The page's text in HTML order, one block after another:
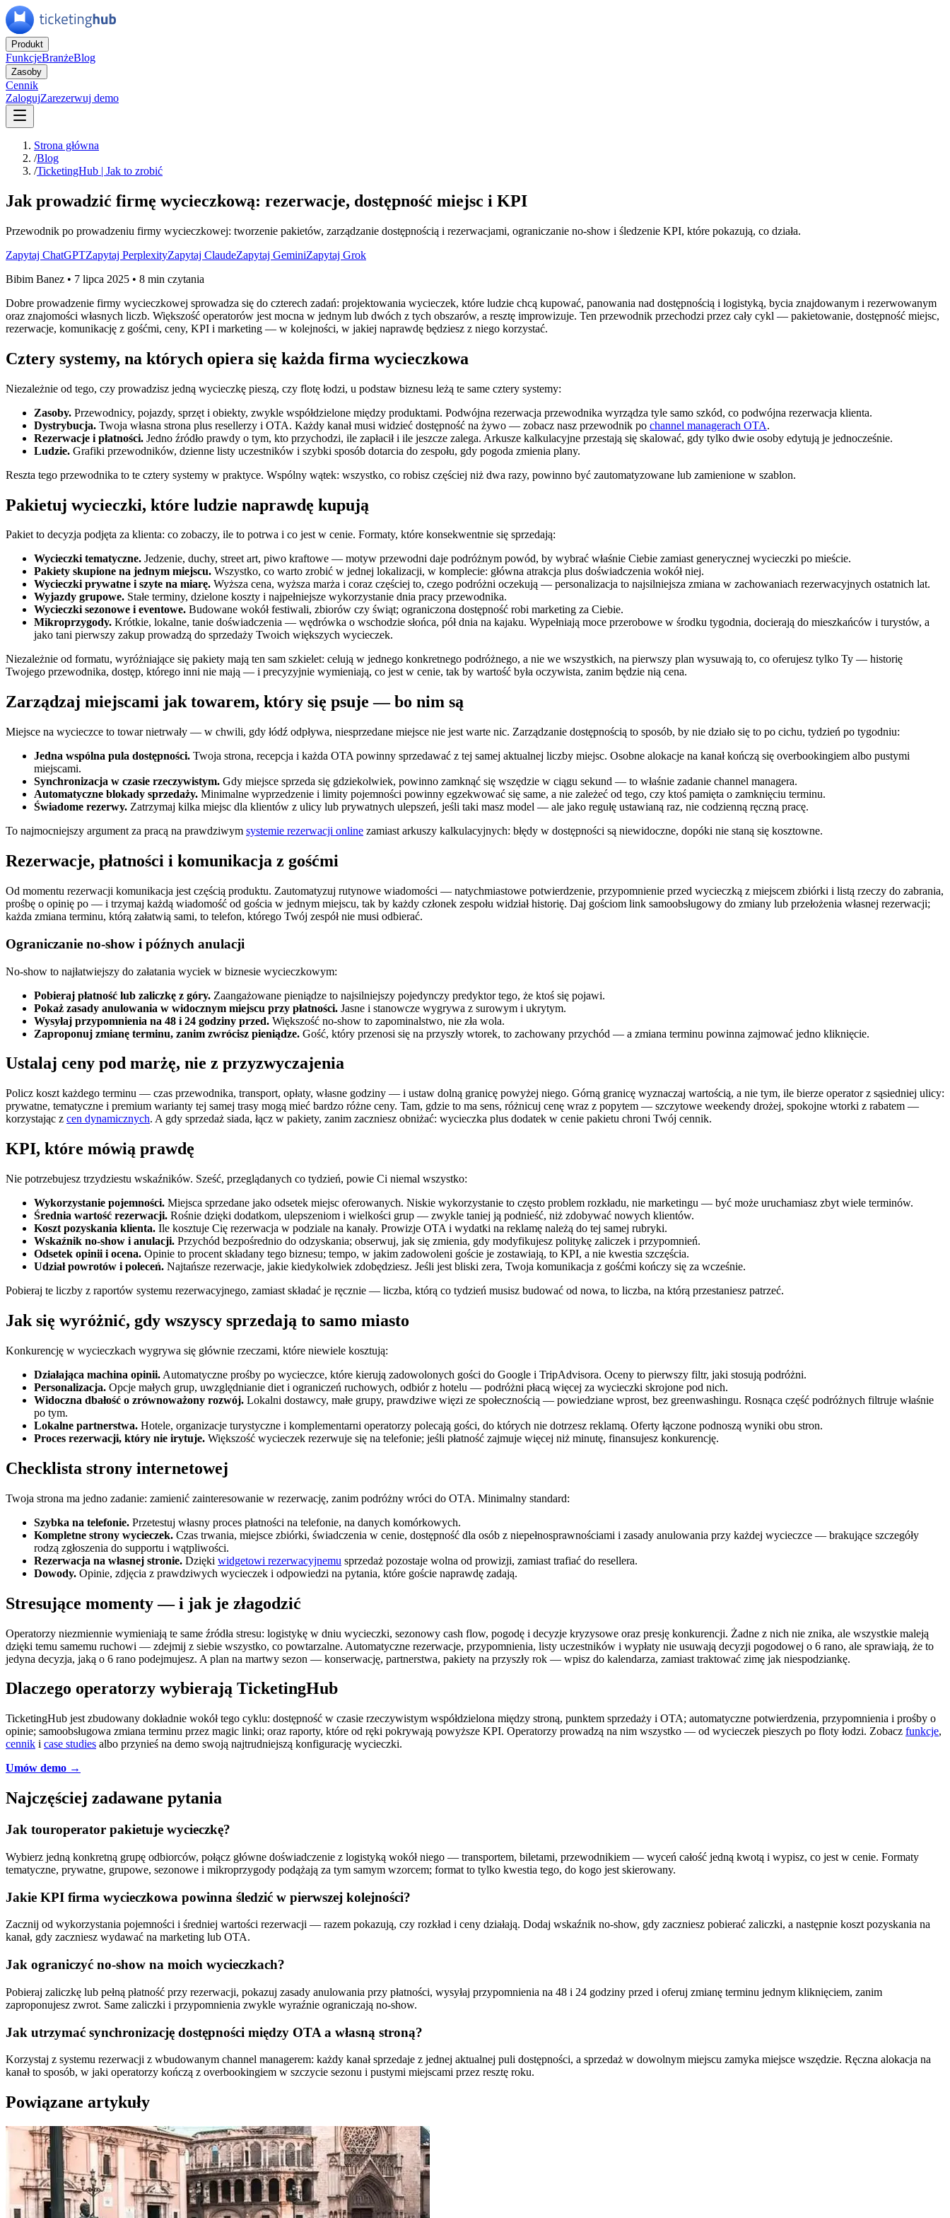
Produkt
FunkcjeBranżeBlog
Zasoby
Cennik
ZalogujZarezerwuj demo
Strona główna
/Blog
/TicketingHub | Jak to zrobić
Jak prowadzić firmę wycieczkową: rezerwacje, dostępność miejsc i KPI
Przewodnik po prowadzeniu firmy wycieczkowej: tworzenie pakietów, zarządzanie dostępnością i rezerwacjami, ograniczanie no-show i śledzenie KPI, które pokazują, co działa.
Zapytaj ChatGPTZapytaj PerplexityZapytaj ClaudeZapytaj GeminiZapytaj Grok
Bibim Banez • 7 lipca 2025 • 8 min czytania
Dobre prowadzenie firmy wycieczkowej sprowadza się do czterech zadań: projektowania wycieczek, które ludzie chcą kupować, panowania nad dostępnością i logistyką, bycia znajdowanym i rezerwowanym
oraz znajomości własnych liczb. Większość operatorów jest mocna w jednym lub dwóch z tych obszarów, a resztę improwizuje. Ten przewodnik przechodzi przez cały cykl — pakietowanie, dostępność miejsc,
rezerwacje, komunikację z gośćmi, ceny, KPI i marketing — w kolejności, w jakiej naprawdę będziesz z niego korzystać.
Cztery systemy, na których opiera się każda firma wycieczkowa
Niezależnie od tego, czy prowadzisz jedną wycieczkę pieszą, czy flotę łodzi, u podstaw biznesu leżą te same cztery systemy:
Zasoby. Przewodnicy, pojazdy, sprzęt i obiekty, zwykle współdzielone między produktami. Podwójna rezerwacja przewodnika wyrządza tyle samo szkód, co podwójna rezerwacja klienta.
Dystrybucja. Twoja własna strona plus resellerzy i OTA. Każdy kanał musi widzieć dostępność na żywo — zobacz nasz przewodnik po channel managerach OTA.
Rezerwacje i płatności. Jedno źródło prawdy o tym, kto przychodzi, ile zapłacił i ile jeszcze zalega. Arkusze kalkulacyjne przestają się skalować, gdy tylko dwie osoby edytują je jednocześnie.
Ludzie. Grafiki przewodników, dzienne listy uczestników i szybki sposób dotarcia do zespołu, gdy pogoda zmienia plany.
Reszta tego przewodnika to te cztery systemy w praktyce. Wspólny wątek: wszystko, co robisz częściej niż dwa razy, powinno być zautomatyzowane lub zamienione w szablon.
Pakietuj wycieczki, które ludzie naprawdę kupują
Pakiet to decyzja podjęta za klienta: co zobaczy, ile to potrwa i co jest w cenie. Formaty, które konsekwentnie się sprzedają:
Wycieczki tematyczne. Jedzenie, duchy, street art, piwo kraftowe — motyw przewodni daje podróżnym powód, by wybrać właśnie Ciebie zamiast generycznej wycieczki po mieście.
Pakiety skupione na jednym miejscu. Wszystko, co warto zrobić w jednej lokalizacji, w komplecie: główna atrakcja plus doświadczenia wokół niej.
Wycieczki prywatne i szyte na miarę. Wyższa cena, wyższa marża i coraz częściej to, czego podróżni oczekują — personalizacja to najsilniejsza zmiana w zachowaniach rezerwacyjnych ostatnich lat.
Wyjazdy grupowe. Stałe terminy, dzielone koszty i najpełniejsze wykorzystanie dnia pracy przewodnika.
Wycieczki sezonowe i eventowe. Budowane wokół festiwali, zbiorów czy świąt; ograniczona dostępność robi marketing za Ciebie.
Mikroprzygody. Krótkie, lokalne, tanie doświadczenia — wędrówka o wschodzie słońca, pół dnia na kajaku. Wypełniają moce przerobowe w środku tygodnia, docierają do mieszkańców i turystów, a
jako tani pierwszy zakup prowadzą do sprzedaży Twoich większych wycieczek.
Niezależnie od formatu, wyróżniające się pakiety mają ten sam szkielet: celują w jednego konkretnego podróżnego, a nie we wszystkich, na pierwszy plan wysuwają to, co oferujesz tylko Ty — historię
Twojego przewodnika, dostęp, którego inni nie mają — i precyzyjnie wymieniają, co jest w cenie, tak by wartość była oczywista, zanim będzie nią cena.
Zarządzaj miejscami jak towarem, który się psuje — bo nim są
Miejsce na wycieczce to towar nietrwały — w chwili, gdy łódź odpływa, niesprzedane miejsce nie jest warte nic. Zarządzanie dostępnością to sposób, by nie działo się to po cichu, tydzień po tygodniu:
Jedna wspólna pula dostępności. Twoja strona, recepcja i każda OTA powinny sprzedawać z tej samej aktualnej liczby miejsc. Osobne alokacje na kanał kończą się overbookingiem albo pustymi
miejscami.
Synchronizacja w czasie rzeczywistym. Gdy miejsce sprzeda się gdziekolwiek, powinno zamknąć się wszędzie w ciągu sekund — to właśnie zadanie channel managera.
Automatyczne blokady sprzedaży. Minimalne wyprzedzenie i limity pojemności powinny egzekwować się same, a nie zależeć od tego, czy ktoś pamięta o zamknięciu terminu.
Świadome rezerwy. Zatrzymaj kilka miejsc dla klientów z ulicy lub prywatnych ulepszeń, jeśli taki masz model — ale jako regułę ustawianą raz, nie codzienną ręczną pracę.
To najmocniejszy argument za pracą na prawdziwym systemie rezerwacji online zamiast arkuszy kalkulacyjnych: błędy w dostępności są niewidoczne, dopóki nie staną się kosztowne.
Rezerwacje, płatności i komunikacja z gośćmi
Od momentu rezerwacji komunikacja jest częścią produktu. Zautomatyzuj rutynowe wiadomości — natychmiastowe potwierdzenie, przypomnienie przed wycieczką z miejscem zbiórki i listą rzeczy do zabrania,
prośbę o opinię po — i trzymaj każdą wiadomość od gościa w jednym miejscu, tak by każdy członek zespołu widział historię. Daj gościom link samoobsługowy do zmiany lub przełożenia własnej rezerwacji;
każda zmiana terminu, którą załatwią sami, to telefon, którego Twój zespół nie musi odbierać.
Ograniczanie no-show i późnych anulacji
No-show to najłatwiejszy do załatania wyciek w biznesie wycieczkowym:
Pobieraj płatność lub zaliczkę z góry. Zaangażowane pieniądze to najsilniejszy pojedynczy predyktor tego, że ktoś się pojawi.
Pokaż zasady anulowania w widocznym miejscu przy płatności. Jasne i stanowcze wygrywa z surowym i ukrytym.
Wysyłaj przypomnienia na 48 i 24 godziny przed. Większość no-show to zapominalstwo, nie zła wola.
Zaproponuj zmianę terminu, zanim zwrócisz pieniądze. Gość, który przenosi się na przyszły wtorek, to zachowany przychód — a zmiana terminu powinna zajmować jedno kliknięcie.
Ustalaj ceny pod marżę, nie z przyzwyczajenia
Policz koszt każdego terminu — czas przewodnika, transport, opłaty, własne godziny — i ustaw dolną granicę powyżej niego. Górną granicę wyznaczaj wartością, a nie tym, ile bierze operator z sąsiedniej ulicy:
prywatne, tematyczne i premium warianty tej samej trasy mogą mieć bardzo różne ceny. Tam, gdzie to ma sens, różnicuj cenę wraz z popytem — szczytowe weekendy drożej, spokojne wtorki z rabatem —
korzystając z cen dynamicznych. A gdy sprzedaż siada, łącz w pakiety, zanim zaczniesz obniżać: wycieczka plus dodatek w cenie pakietu chroni Twój cennik.
KPI, które mówią prawdę
Nie potrzebujesz trzydziestu wskaźników. Sześć, przeglądanych co tydzień, powie Ci niemal wszystko:
Wykorzystanie pojemności. Miejsca sprzedane jako odsetek miejsc oferowanych. Niskie wykorzystanie to często problem rozkładu, nie marketingu — być może uruchamiasz zbyt wiele terminów.
Średnia wartość rezerwacji. Rośnie dzięki dodatkom, ulepszeniom i wielkości grup — zwykle taniej ją podnieść, niż zdobywać nowych klientów.
Koszt pozyskania klienta. Ile kosztuje Cię rezerwacja w podziale na kanały. Prowizje OTA i wydatki na reklamę należą do tej samej rubryki.
Wskaźnik no-show i anulacji. Przychód bezpośrednio do odzyskania; obserwuj, jak się zmienia, gdy modyfikujesz politykę zaliczek i przypomnień.
Odsetek opinii i ocena. Opinie to procent składany tego biznesu; tempo, w jakim zadowoleni goście je zostawiają, to KPI, a nie kwestia szczęścia.
Udział powrotów i poleceń. Najtańsze rezerwacje, jakie kiedykolwiek zdobędziesz. Jeśli jest bliski zera, Twoja komunikacja z gośćmi kończy się za wcześnie.
Pobieraj te liczby z raportów systemu rezerwacyjnego, zamiast składać je ręcznie — liczba, którą co tydzień musisz budować od nowa, to liczba, na którą przestaniesz patrzeć.
Jak się wyróżnić, gdy wszyscy sprzedają to samo miasto
Konkurencję w wycieczkach wygrywa się głównie rzeczami, które niewiele kosztują:
Działająca machina opinii. Automatyczne prośby po wycieczce, które kierują zadowolonych gości do Google i TripAdvisora. Oceny to pierwszy filtr, jaki stosują podróżni.
Personalizacja. Opcje małych grup, uwzględnianie diet i ograniczeń ruchowych, odbiór z hotelu — podróżni płacą więcej za wycieczki skrojone pod nich.
Widoczna dbałość o zrównoważony rozwój. Lokalni dostawcy, małe grupy, prawdziwe więzi ze społecznością — powiedziane wprost, bez greenwashingu. Rosnąca część podróżnych filtruje właśnie
po tym.
Lokalne partnerstwa. Hotele, organizacje turystyczne i komplementarni operatorzy polecają gości, do których nie dotrzesz reklamą. Oferty łączone podnoszą wyniki obu stron.
Proces rezerwacji, który nie irytuje. Większość wycieczek rezerwuje się na telefonie; jeśli płatność zajmuje więcej niż minutę, finansujesz konkurencję.
Checklista strony internetowej
Twoja strona ma jedno zadanie: zamienić zainteresowanie w rezerwację, zanim podróżny wróci do OTA. Minimalny standard:
Szybka na telefonie. Przetestuj własny proces płatności na telefonie, na danych komórkowych.
Kompletne strony wycieczek. Czas trwania, miejsce zbiórki, świadczenia w cenie, dostępność dla osób z niepełnosprawnościami i zasady anulowania przy każdej wycieczce — brakujące szczegóły
rodzą zgłoszenia do supportu i wątpliwości.
Rezerwacja na własnej stronie. Dzięki widgetowi rezerwacyjnemu sprzedaż pozostaje wolna od prowizji, zamiast trafiać do resellera.
Dowody. Opinie, zdjęcia z prawdziwych wycieczek i odpowiedzi na pytania, które goście naprawdę zadają.
Stresujące momenty — i jak je złagodzić
Operatorzy niezmiennie wymieniają te same źródła stresu: logistykę w dniu wycieczki, sezonowy cash flow, pogodę i decyzje kryzysowe oraz presję konkurencji. Żadne z nich nie znika, ale wszystkie maleją
dzięki temu samemu ruchowi — zdejmij z siebie wszystko, co powtarzalne. Automatyczne rezerwacje, przypomnienia, listy uczestników i wypłaty nie usuwają decyzji pogodowej o 6 rano, ale sprawiają, że to
jedyna decyzja, jaką o 6 rano podejmujesz. A plan na martwy sezon — konserwację, partnerstwa, pakiety na przyszły rok — wpisz do kalendarza, zamiast traktować zimę jak niespodziankę.
Dlaczego operatorzy wybierają TicketingHub
TicketingHub jest zbudowany dokładnie wokół tego cyklu: dostępność w czasie rzeczywistym współdzielona między stroną, punktem sprzedaży i OTA; automatyczne potwierdzenia, przypomnienia i prośby o
opinie; samoobsługowa zmiana terminu przez magic linki; oraz raporty, które od ręki pokrywają powyższe KPI. Operatorzy prowadzą na nim wszystko — od wycieczek pieszych po floty łodzi. Zobacz funkcje,
cennik i case studies albo przynieś na demo swoją najtrudniejszą konfigurację wycieczki.
Umów demo →
Najczęściej zadawane pytania
Jak touroperator pakietuje wycieczkę?
Wybierz jedną konkretną grupę odbiorców, połącz główne doświadczenie z logistyką wokół niego — transportem, biletami, przewodnikiem — wyceń całość jedną kwotą i wypisz, co jest w cenie. Formaty
tematyczne, prywatne, grupowe, sezonowe i mikroprzygody podążają za tym samym wzorcem; format to tylko kwestia tego, do kogo jest skierowany.
Jakie KPI firma wycieczkowa powinna śledzić w pierwszej kolejności?
Zacznij od wykorzystania pojemności i średniej wartości rezerwacji — razem pokazują, czy rozkład i ceny działają. Dodaj wskaźnik no-show, gdy zaczniesz pobierać zaliczki, a następnie koszt pozyskania na
kanał, gdy zaczniesz wydawać na marketing lub OTA.
Jak ograniczyć no-show na moich wycieczkach?
Pobieraj zaliczkę lub pełną płatność przy rezerwacji, pokazuj zasady anulowania przy płatności, wysyłaj przypomnienia na 48 i 24 godziny przed i oferuj zmianę terminu jednym kliknięciem, zanim
zaproponujesz zwrot. Same zaliczki i przypomnienia zwykle wyraźnie ograniczają no-show.
Jak utrzymać synchronizację dostępności między OTA a własną stroną?
Korzystaj z systemu rezerwacji z wbudowanym channel managerem: każdy kanał sprzedaje z jednej aktualnej puli dostępności, a sprzedaż w dowolnym miejscu zamyka miejsce wszędzie. Ręczna alokacja na
kanał to sposób, w jaki operatorzy kończą z overbookingiem w szczycie sezonu i pustymi miejscami przez resztę roku.
Powiązane artykuły